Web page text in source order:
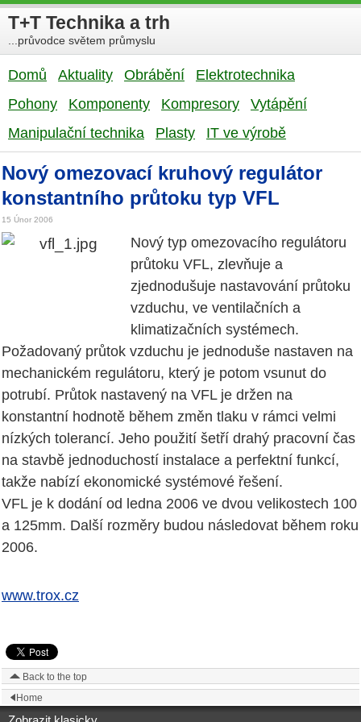
T+T Technika a trh
...průvodce světem průmyslu
Domů Aktuality Obrábění
Elektrotechnika
Pohony
Komponenty Kompresory
Vytápění
Manipulační technika
Plasty IT ve výrobě
Nový omezovací kruhový regulátor
konstantního průtoku typ VFL
15 Únor 2006
Nový typ omezovacího regulátoru
průtoku VFL, zlevňuje a
zjednodušuje nastavování průtoku
vzduchu, ve ventilačních a
klimatizačních systémech.
Požadovaný průtok vzduchu je jednoduše nastaven na
mechanickém regulátoru, který je potom vsunut do
potrubí. Průtok nastavený na VFL je držen na
konstantní hodnotě během změn tlaku v rámci velmi
nízkých tolerancí. Jeho použití šetří drahý pracovní čas
na stavbě jednoduchostí instalace a perfektní funkcí,
takže nabízí ekonomické systémové řešení.
VFL je k dodání od ledna 2006 ve dvou velikostech 100
a 125mm. Další rozměry budou následovat během roku
2006.
www.trox.cz
Back to the top
Home